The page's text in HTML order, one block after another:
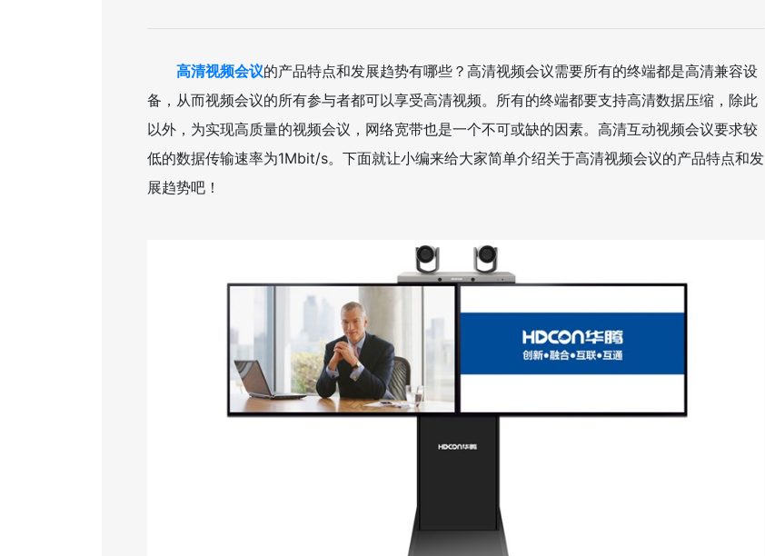
高清视频会议的产品特点和发展趋势有哪些？高清视频会议需要所有的终端都是高清兼容设
备，从而视频会议的所有参与者都可以享受高清视频。所有的终端都要支持高清数据压缩，除此
以外，为实现高质量的视频会议，网络宽带也是一个不可或缺的因素。高清互动视频会议要求较
低的数据传输速率为1Mbit/s。下面就让小编来给大家简单介绍关于高清视频会议的产品特点和发
展趋势吧！